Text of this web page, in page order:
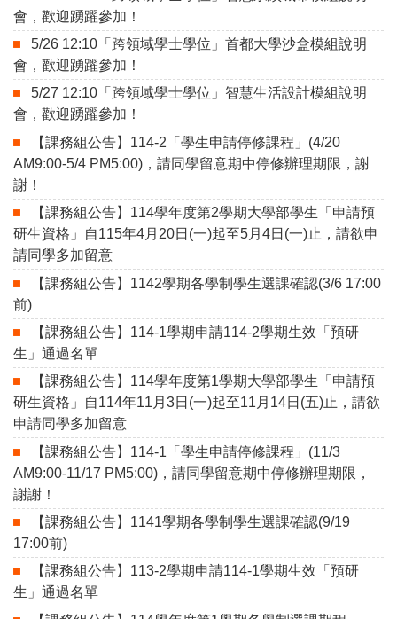
會，歡迎踴躍參加！
5/26 12:10「跨領域學士學位」首都大學沙盒模組說明
會，歡迎踴躍參加！
5/27 12:10「跨領域學士學位」智慧生活設計模組說明
會，歡迎踴躍參加！
【課務組公告】114-2「學生申請停修課程」(4/20
AM9:00-5/4 PM5:00)，請同學留意期中停修辦理期限，謝
謝！
【課務組公告】114學年度第2學期大學部學生「申請預
研生資格」自115年4月20日(一)起至5月4日(一)止，請欲申
請同學多加留意
【課務組公告】1142學期各學制學生選課確認(3/6 17:00
前)
【課務組公告】114-1學期申請114-2學期生效「預研
生」通過名單
【課務組公告】114學年度第1學期大學部學生「申請預
研生資格」自114年11月3日(一)起至11月14日(五)止，請欲
申請同學多加留意
【課務組公告】114-1「學生申請停修課程」(11/3
AM9:00-11/17 PM5:00)，請同學留意期中停修辦理期限，
謝謝！
【課務組公告】1141學期各學制學生選課確認(9/19
17:00前)
【課務組公告】113-2學期申請114-1學期生效「預研
生」通過名單